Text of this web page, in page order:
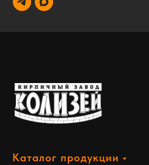
Каталог продукции